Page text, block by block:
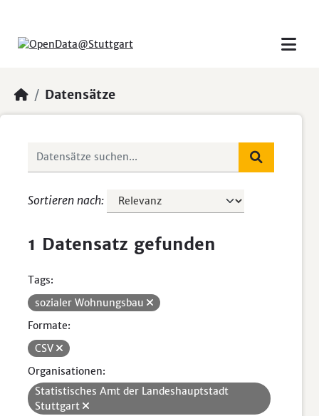
Datensätze
Sortieren nach
1 Datensatz gefunden
Tags:
sozialer Wohnungsbau
Formate:
CSV
Organisationen:
Statistisches Amt der Landeshauptstadt
Stuttgart